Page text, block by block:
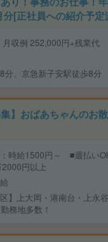
[正社員への紹介予定
収例 252,000円+残業代
分、京急新子安駅徒歩8分
集】おばあちゃんのお
：時給1500円～ ■週払い
円以上
】上大岡・港南台・上永谷
務地多数！